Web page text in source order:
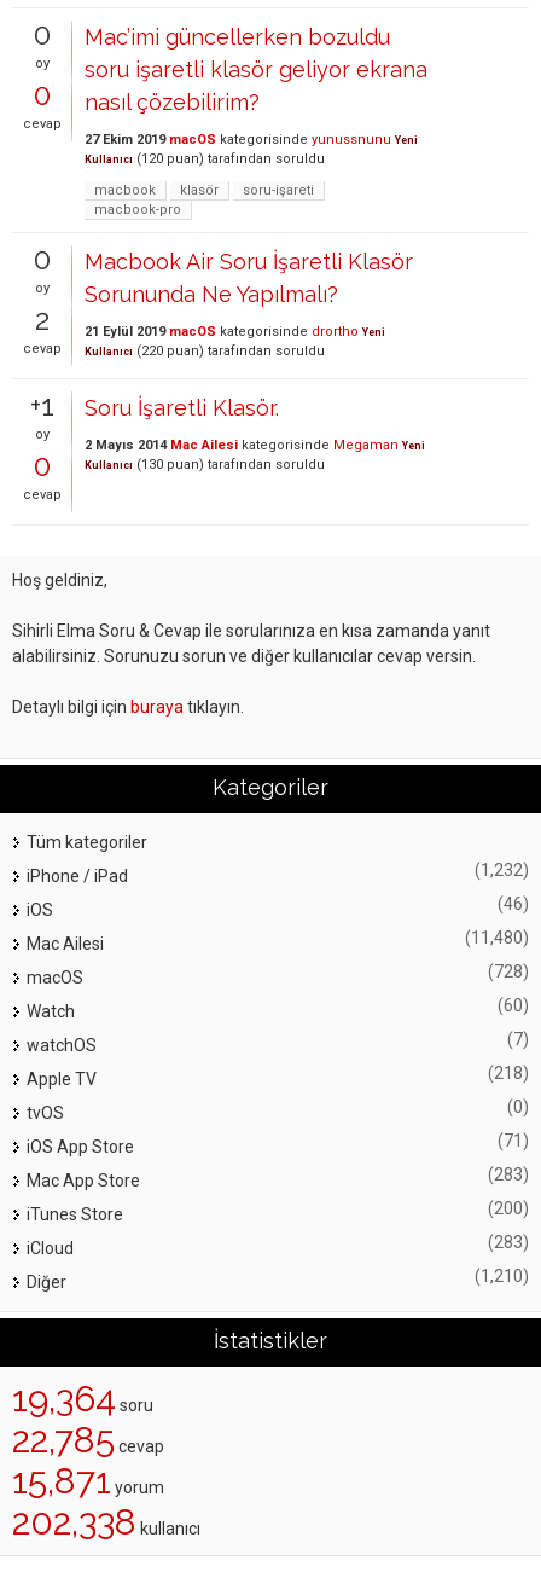
0
oy
0
cevap
Mac’imi güncellerken bozuldu
soru işaretli klasör geliyor ekrana
nasıl çözebilirim?
27 Ekim 2019 macOS kategorisinde yunussnunu Yeni
Kullanıcı (120 puan) tarafından soruldu
macbook
klasör
soru-işareti
macbook-pro
0
oy
2
cevap
Macbook Air Soru İşaretli Klasör
Sorununda Ne Yapılmalı?
21 Eylül 2019 macOS kategorisinde drortho Yeni
Kullanıcı (220 puan) tarafından soruldu
+1
oy
0
cevap
Soru İşaretli Klasör.
2 Mayıs 2014 Mac Ailesi kategorisinde Megaman Yeni
Kullanıcı (130 puan) tarafından soruldu
Hoş geldiniz,
Sihirli Elma Soru & Cevap ile sorularınıza en kısa zamanda yanıt
alabilirsiniz. Sorunuzu sorun ve diğer kullanıcılar cevap versin.
Detaylı bilgi için buraya tıklayın.
Kategoriler
Tüm kategoriler
iPhone / iPad
(1,232)
iOS (46)
Mac Ailesi (11,480)
macOS (728)
Watch (60)
watchOS (7)
Apple TV (218)
tvOS (0)
iOS App Store (71)
Mac App Store (283)
iTunes Store (200)
iCloud (283)
Diğer (1,210)
İstatistikler
19,364 soru
22,785 cevap
15,871 yorum
202,338 kullanıcı